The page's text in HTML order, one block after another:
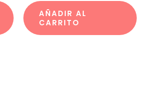
AÑADIR AL
CARRITO